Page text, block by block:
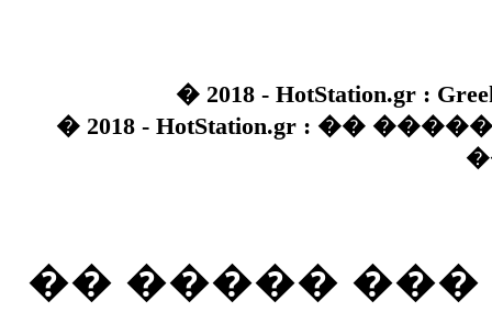
� 2018 - HotStation.gr :
� 2018 - HotStation.gr : ��
�� �����